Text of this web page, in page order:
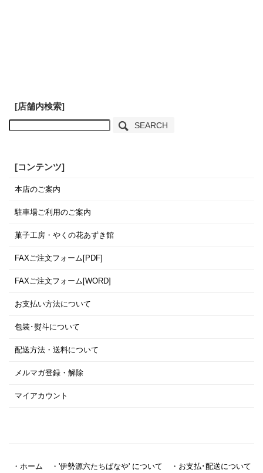
[店舗内検索]
SEARCH
[コンテンツ]
本店のご案内
駐車場ご利用のご案内
菓子工房・やくの花あずき館
FAXご注文フォーム[PDF]
FAXご注文フォーム[WORD]
お支払い方法について
包装･熨斗について
配送方法・送料について
メルマガ登録・解除
マイアカウント
・ホーム ・'伊勢源六たちばなや' について
・お支払･配送について